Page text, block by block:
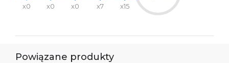
x0
x0
x0
x7
x15
Powiązane produkty